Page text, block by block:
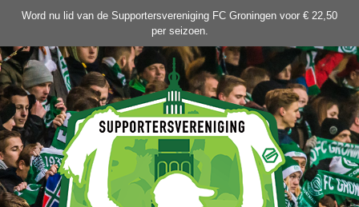
de
inhoud
Word nu lid van de Supportersvereniging FC Groningen voor € 22,50
per seizoen.